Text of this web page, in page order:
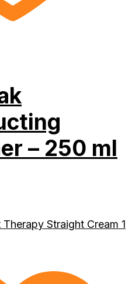
– 250 ml